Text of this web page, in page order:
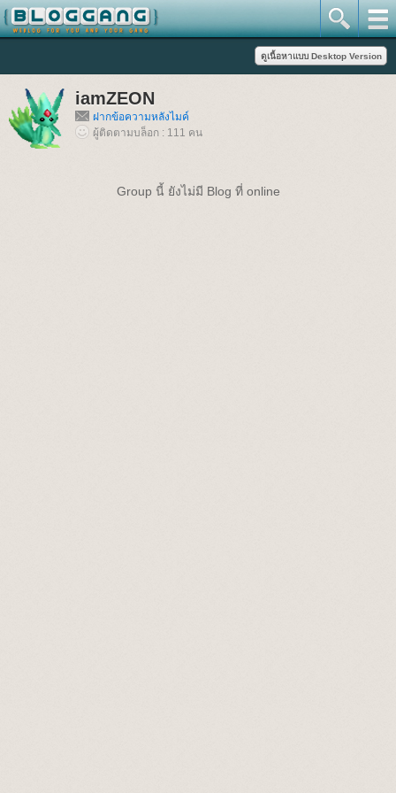
iamZEON
ฝากข้อความหลังไมค์
ผู้ติดตามบล็อก : 111 คน
Group นี้ ยังไม่มี Blog ที่ online